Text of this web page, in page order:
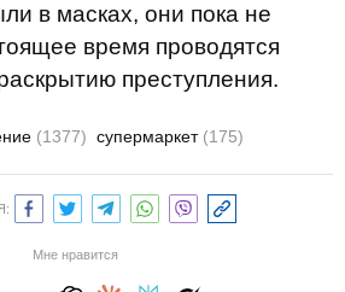
в масках, они пока не
время проводятся
преступления.
(1377) супермаркет (175)
Мне нравится